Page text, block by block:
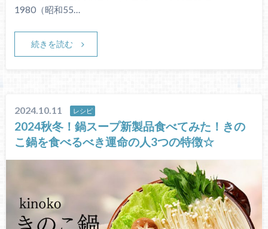
1980（昭和55…
続きを読む
2024.10.11 レシピ
2024秋冬！鍋スープ新製品食べてみた！きの
こ鍋を食べるべき運命の人3つの特徴☆